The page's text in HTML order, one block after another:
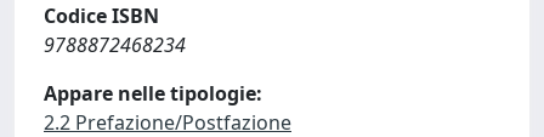
Codice ISBN
9788872468234
Appare nelle tipologie:
2.2 Prefazione/Postfazione